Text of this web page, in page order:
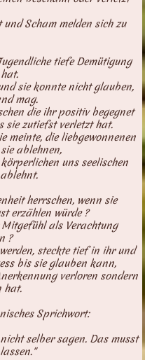
Scham melden sich zu
tiefe Demütigung
sie konnte nicht glauben,
mag.
die ihr positiv begegnet
sie zutiefst verletzt hat.
meinte, die liebgewonnenen
ablehnen,
uns seelischen
herrschen, wenn sie
erzählen würde ?
als Verachtung
?
steckte tief in ihr und
bis sie glauben kann,
verloren sondern
hat.
Sprichwort:
selber sagen. Das musst